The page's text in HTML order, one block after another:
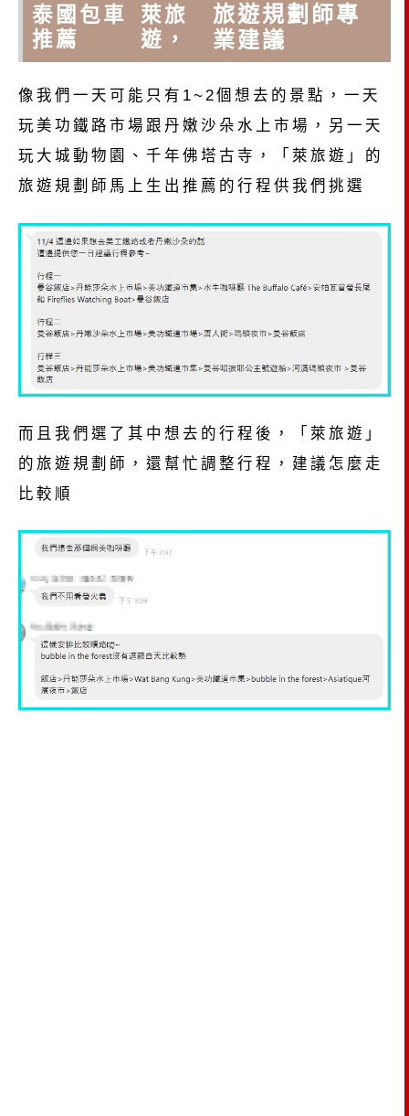
泰國包車
推薦
萊旅
遊，
旅遊規劃師專
業建議
像我們一天可能只有1~2個想去的景點，一天
玩美功鐵路市場跟丹嫩沙朵水上市場，另一天
玩大城動物園、千年佛塔古寺，「萊旅遊」的
旅遊規劃師馬上生出推薦的行程供我們挑選
而且我們選了其中想去的行程後，「萊旅遊」
的旅遊規劃師，還幫忙調整行程，建議怎麼走
比較順